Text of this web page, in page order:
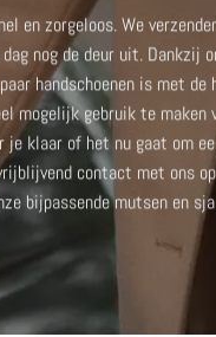
en zorgeloos. We
nog de deur uit. Dankzij
handschoenen is met
mogelijk gebruik te
je klaar of het nu gaat om
contact met ons
bijpassendemutsen en